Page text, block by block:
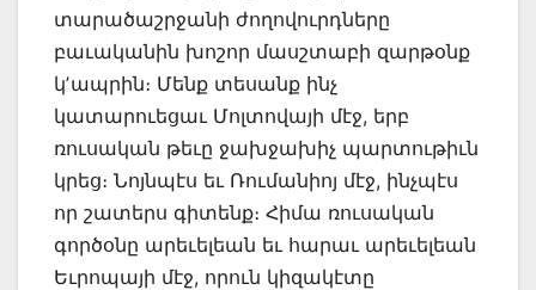
տարածաշրջանի ժողովուրդները
բաւականին խոշոր մասշտաբի զարթօնք
կʼապրին։ Մենք տեսանք ինչ
կատարուեցաւ Մոլտովայի մէջ, երբ
ռուսական թեւը ջախջախիչ պարտութիւն
կրեց։ Նոյնպէս եւ Ռումանիոյ մէջ, ինչպէս
որ շատերս գիտենք։ Հիմա ռուսական
գործօնը արեւելեան եւ հարաւ արեւելեան
Եւրոպայի մէջ, որուն կիզակէտը